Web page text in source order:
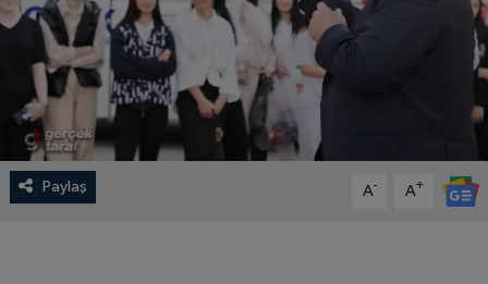
Paylaş A- A+